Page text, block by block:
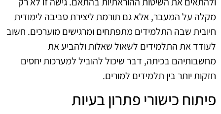
מקלה על המעבר, אלא גם תורמת ליצירת סביבה לימודית
חיובית שבה התלמידים מתפתחים ומרגישים מוערכים. חשוב
לעודד את התלמידים לשאול שאלות ולהביע את
מחשבותיהם בכיתה, דבר שיכול להוביל למערכות יחסים
חזקות יותר בין תלמידים למורים.
פיתוח כישורי פתרון בעיות